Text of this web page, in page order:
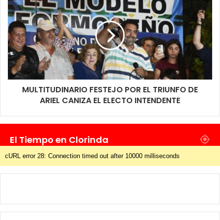
MULTITUDINARIO FESTEJO POR EL TRIUNFO DE
ARIEL CANIZA EL ELECTO INTENDENTE
El Tiempo en Clorinda
cURL error 28: Connection timed out after 10000 milliseconds